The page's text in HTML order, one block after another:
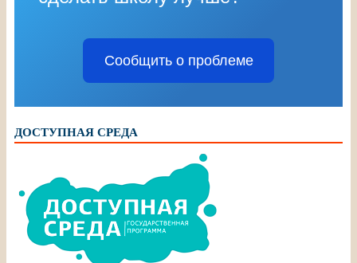
Сообщить о проблеме
ДОСТУПНАЯ СРЕДА